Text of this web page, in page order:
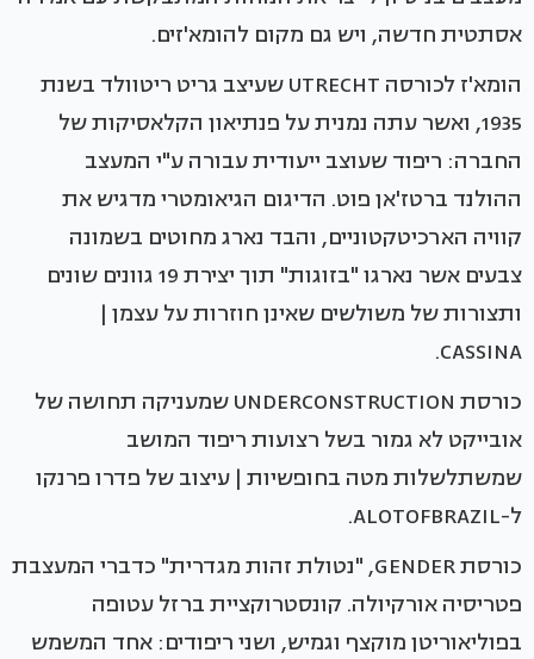
אסתטית חדשה, ויש גם מקום להומא'זים.
הומא'ז לכורסה UTRECHT שעיצב גריט ריטוולד בשנת
1935, ואשר עתה נמנית על פנתיאון הקלאסיקות של
החברה: ריפוד שעוצב ייעודית עבורה ע"י המעצב
ההולנד ברטז'אן פוט. הדיגום הגיאומטרי מדגיש את
קוויה הארכיטקטוניים, והבד נארג מחוטים בשמונה
צבעים אשר נארגו "בזוגות" תוך יצירת 19 גוונים שונים
ותצורות של משולשים שאינן חוזרות על עצמן |
CASSINA.
כורסת UNDERCONSTRUCTION שמעניקה תחושה של
אובייקט לא גמור בשל רצועות ריפוד המושב
שמשתלשלות מטה בחופשיות | עיצוב של פדרו פרנקו
ל-ALOTOFBRAZIL.
כורסת GENDER, "נטולת זהות מגדרית" כדברי המעצבת
פטריסיה אורקיולה. קונסטרוקציית ברזל עטופה
בפוליאוריטן מוקצף וגמיש, ושני ריפודים: אחד המשמש